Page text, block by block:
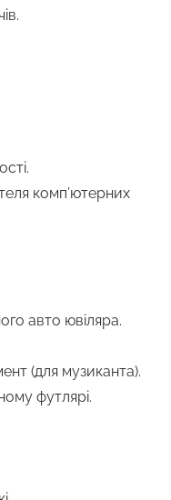
комп’ютерних
авто ювіляра.
(для музиканта).
футлярі.